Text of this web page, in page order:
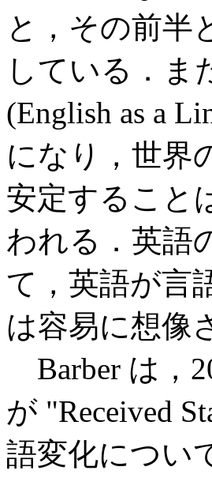
と，その前半
している．ま
(English as a
になり，世界
安定すること
われる．英語
て，英語が言
は容易に想像
Barber は，
が "Received
語変化につい